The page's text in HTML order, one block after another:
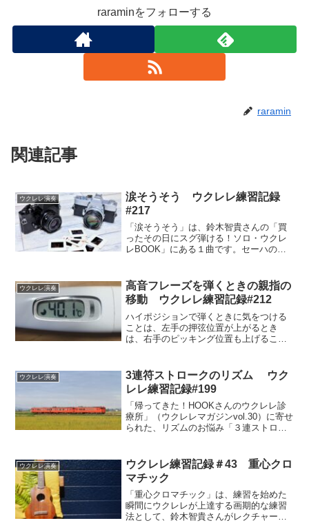
raraminをフォローする
raramin
関連記事
ウクレレ演奏
涙そうそう ウクレレ練習記録
#217
「涙そうそう」は、鈴木智貴さんの「買
ったその日にスグ弾ける！ソロ・ウクレ
レBOOK」にある１曲です。セーハの練
奏になるように、一度置いた指をすぐ離
さないようにする練習でもあります。
ウクレレ演奏
高音フレーズを弾くときの親指の
移動 ウクレレ練習記録#212
ハイポジションで弾くときに気をつける
ことは、左手の押弦位置が上がるとき
は、右手のピッキング位置も上げること
レマガジンvol.33)でレクチャーしている
練習フレーズにチャレンジしました。
ウクレレ演奏
3連符ストロークのリズム ウク
レレ練習記録#199
「帰ってきた！HOOKさんのウクレレ診
療所」（ウクレレマガジンvol.30）に寄せ
られた、リズムのお悩み「３連ストロー
認をし、HOOKさんの演奏に合わせて３
連符を正しくストロークする練習をしま
した。
ウクレレ演奏
ウクレレ練習記録＃43 重心クロ
マチック
「重心クロマチック」は、練習を始めた
瞬間にウクレレが上達する画期的な練習
法として、鈴木智貴さんがレクチャーし